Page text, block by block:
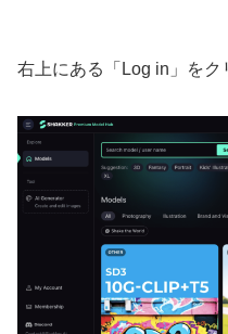
右上にある「Log in」をク